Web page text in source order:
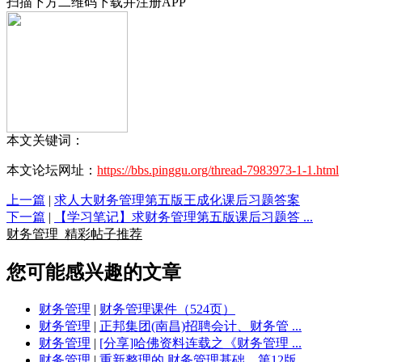
本文关键词：
本文论坛网址： https://bbs.pinggu.org/thread-7983973-1-1.html
上一篇 | 求人大财务管理第五版王成化课后习题答案
下一篇 |
【学习笔记】求财务管理第五版课后习题答 ...
财务管理 精彩帖子推荐
您可能感兴趣的文章
财务管理 | 财务管理课件（524页）
财务管理 | 正邦集团(南昌)招聘会计、财务管 ...
财务管理 | [分享]哈佛资料连载之《财务管理 ...